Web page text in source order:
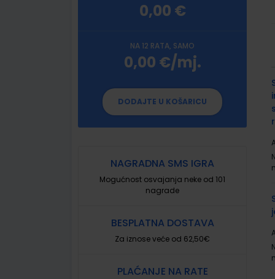
0,00 €
NA 12 RATA, SAMO
0,00 €/mj.
DODAJTE U KOŠARICU
NAGRADNA SMS IGRA
Mogućnost osvajanja neke od 101
nagrade
BESPLATNA DOSTAVA
Za iznose veće od 62,50€
PLAĆANJE NA RATE